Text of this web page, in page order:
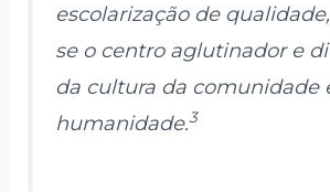
escolarização de
se o centro aglutinador e
da cultura da comunidade
humanidade.3